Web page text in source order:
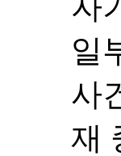
일
사
재